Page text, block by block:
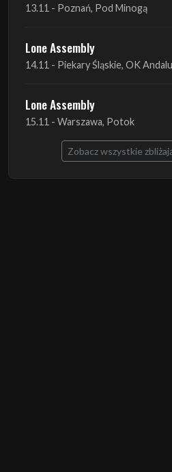
13.11 - Poznań, Pod Minogą
Lone Assembly
14.11 - Piekary Śląskie, OK
Lone Assembly
15.11 - Warszawa, Potok
Zobacz wszystkie